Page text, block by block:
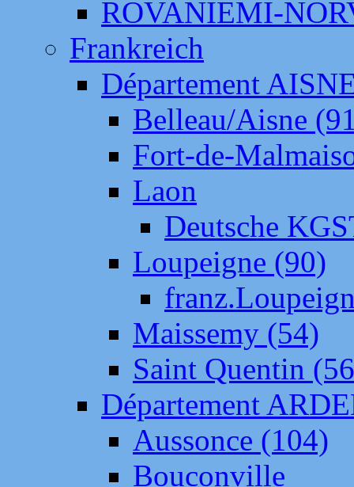
ROVANIEMI-
Frankreich
Département
Belleau/Aisne
Fort-de-
Laon
Deutsche
Loupeigne (90)
Maissemy (54)
Saint Quentin
Département
Aussonce (104)
Bouconville